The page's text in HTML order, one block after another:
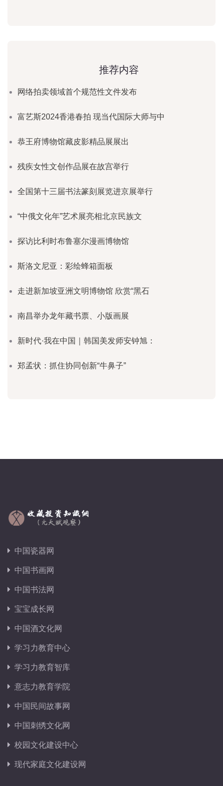
推荐内容
网络拍卖领域首个规范性文件发布
富艺斯2024香港春拍 现当代国际大师与中
恭王府博物馆藏皮影精品展展出
残疾女性文创作品展在故宫举行
全国第十三届书法篆刻展览进京展举行
“中俄文化年”艺术展亮相北京民族文
探访比利时布鲁塞尔漫画博物馆
斯洛文尼亚：彩绘蜂箱面板
走进新加坡亚洲文明博物馆 欣赏“黑石
南昌举办龙年藏书票、小版画展
新时代·我在中国｜韩国美发师安钟旭：
郑孟状：抓住协同创新“牛鼻子”
中国瓷器网
中国书画网
中国书法网
宝宝成长网
中国酒文化网
学习力教育中心
学习力教育智库
意志力教育学院
中国民间故事网
中国刺绣文化网
校园文化建设中心
现代家庭文化建设网